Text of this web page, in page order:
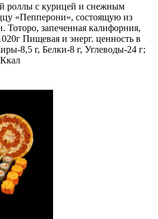
роллы с курицей и снежным
«Пепперони», состоящую из
Тоторо, запеченная калифорния,
Пищевая и энерг. ценность в
8,5 г, Белки-8 г, Углеводы-24 г;